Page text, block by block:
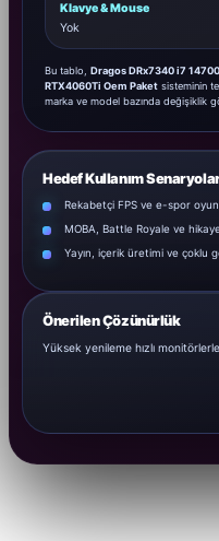
Klavye & Mouse
Yok
Bu tablo, Dragos DRx7340 i7
RTX4060Ti Oem Paket sisteminin
marka ve model bazında değişiklik
Hedef Kullanım
Rekabetçi FPS ve e-spor
MOBA, Battle Royale ve
Yayın, içerik üretimi ve çoklu
Önerilen Çözünürlük
Yüksek yenileme hızlı